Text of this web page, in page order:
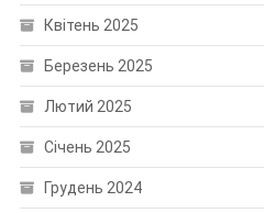
Квітень 2025
Березень 2025
Лютий 2025
Січень 2025
Грудень 2024